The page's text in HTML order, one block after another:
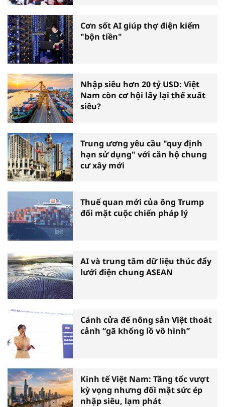
Cơn sốt AI giúp thợ điện kiếm
"bộn tiền"
Nhập siêu hơn 20 tỷ USD: Việt
Nam còn cơ hội lấy lại thế xuất
siêu?
Trung ương yêu cầu "quy định
hạn sử dụng" với căn hộ chung
cư xây mới
Thuế quan mới của ông Trump
đối mặt cuộc chiến pháp lý
AI và trung tâm dữ liệu thúc đẩy
lưới điện chung ASEAN
Cánh cửa để nông sản Việt thoát
cảnh “gã khổng lồ vô hình”
Kinh tế Việt Nam: Tăng tốc vượt
kỳ vọng nhưng đối mặt sức ép
nhập siêu, lạm phát